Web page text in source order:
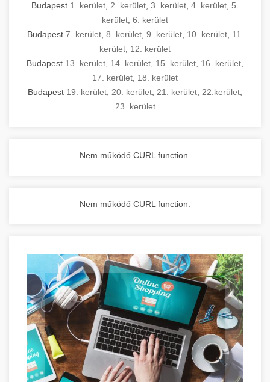
Budapest 1. kerület 2. kerület 3. kerület 4. kerület 5.
kerület 6. kerület
Budapest 7. kerület, 8. kerület, 9. kerület, 10. kerület, 11.
kerület 12. kerület
Budapest 13. kerület 14. kerület 15. kerület 16. kerület
17. kerület 18. kerület
Budapest 19. kerület 20. kerület 21. kerület 22.kerület
23. kerület
Nem működő CURL function.
Nem működő CURL function.